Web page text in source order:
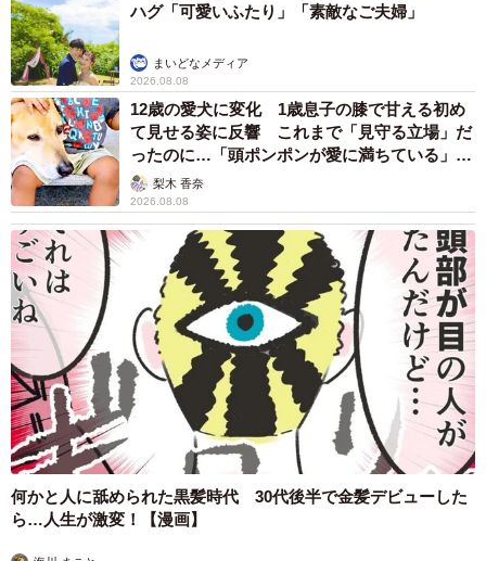
ハグ「可愛いふたり」「素敵なご夫婦」
まいどなメディア
2026.08.08
12歳の愛犬に変化 1歳息子の膝で甘える初め
て見せる姿に反響 これまで「見守る立場」だ
ったのに…「頭ポンポンが愛に満ちている」
「尊…」
梨木 香奈
2026.08.08
何かと人に舐められた黒髪時代 30代後半で金髪デビューした
ら…人生が激変！【漫画】